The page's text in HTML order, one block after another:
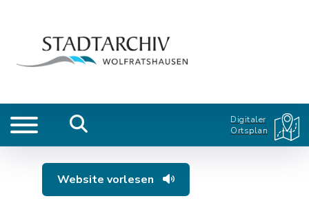
Digitaler
Ortsplan
Website vorlesen